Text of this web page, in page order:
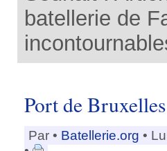
batellerie de
Port de Bruxelles
Par • Batellerie.org •